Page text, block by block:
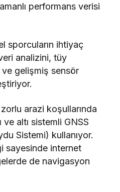
performans verisi
sporcuların ihtiyaç
analizini, tüy
ve gelişmiş sensör
arazi koşullarında
altı sistemli GNSS
Sistemi) kullanıyor.
sayesinde internet
de navigasyon